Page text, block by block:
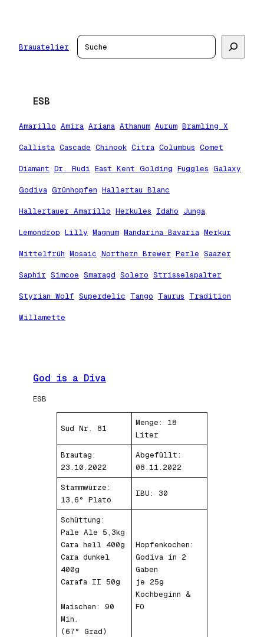
Brauatelier
Suchen
ESB
Amarillo Amira Ariana Athanum Aurum Bramling X
Callista Cascade Chinook Citra Columbus Comet
Diamant Dr. Rudi East Kent Golding Fuggles Galaxy
Godiva Grünhopfen Hallertau Blanc
Hallertauer Amarillo Herkules Idaho Junga
Lemondrop Lilly Magnum Mandarina Bavaria Merkur
Mittelfrüh Mosaic Northern Brewer Perle Saazer
Saphir Simcoe Smaragd Solero Strisselspalter
Styrian Wolf Superdelic Tango Taurus Tradition
Willamette
God is a Diva
ESB
Sud Nr. 81
Menge: 18
Liter
Brautag:
23.10.2022
Abgefüllt:
08.11.2022
Stammwürze:
13,6° Plato
IBU: 30
Schüttung:
Pale Ale 5,3kg
Cara hell 400g
Cara dunkel
400g
Carafa II 50g
Maischen: 90
Min.
(67° Grad)
Hopfenkochen:
Godiva in 2
Gaben
je 25g
Kochbeginn &
FO